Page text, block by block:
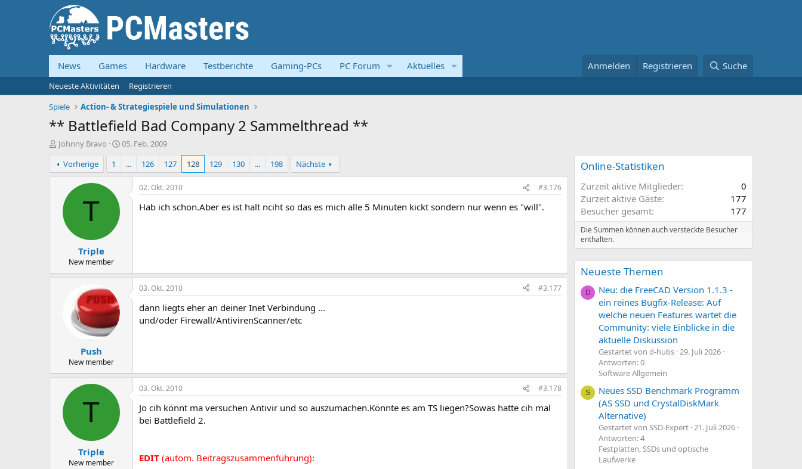
News Games Hardware Testberichte Gaming-PCs PC Forum Aktuelles Anmelden Registrieren Suche
Neueste Aktivitäten
Registrieren
Spiele
Action- & Strategiespiele und Simulationen
** Battlefield Bad Company 2 Sammelthread **
E
s
t
Johnny Bravo
E
t
05. Feb. 2009
Vorherige
1 ... 126 127 128 129 130 ... 198 Nächste
T
Triple
New member
02. Okt. 2010 #3.176
Hab ich schon.Aber es ist halt nciht so das es mich alle 5 Minuten kickt sondern nur wenn es "will".
Push
New member
03. Okt. 2010 #3.177
dann liegts eher an deiner Inet Verbindung ...
und/oder Firewall/AntivirenScanner/etc
T
Triple
New member
03. Okt. 2010 #3.178
Jo cih könnt ma versuchen Antivir und so auszumachen.Könnte es am TS liegen?Sowas hatte cih mal
bei Battlefield 2.
EDIT (autom. Beitragszusammenführung):
Online-Statistiken
Zurzeit aktive Mitglieder
0
Zurzeit aktive Gäste
177
Besucher gesamt
177
Die Summen können auch versteckte Besucher
enthalten.
Neueste Themen
D
Neu: die FreeCAD Version 1.1.3 -
ein reines Bugfix-Release: Auf
welche neuen Features wartet die
Community: viele Einblicke in die
aktuelle Diskussion
Gestartet von d-hubs 29. Juli 2026
Antworten: 0
Software Allgemein
S
Neues SSD Benchmark Programm
(AS SSD und CrystalDiskMark
Alternative)
Gestartet von SSD-Expert 21. Juli 2026
Antworten: 4
Festplatten, SSDs und optische
Laufwerke